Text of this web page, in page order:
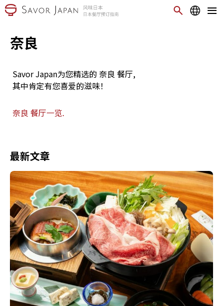
奈良
Savor Japan为您精选的 奈良 餐厅,
其中肯定有您喜爱的滋味！
奈良 餐厅一览.
最新文章